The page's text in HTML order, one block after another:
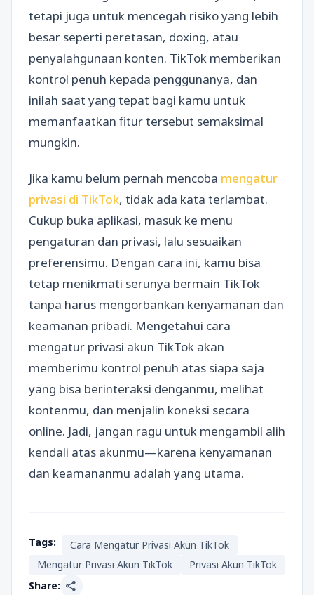
tetapi juga untuk mencegah risiko yang lebih
besar seperti peretasan, doxing, atau
penyalahgunaan konten. TikTok memberikan
kontrol penuh kepada penggunanya, dan
inilah saat yang tepat bagi kamu untuk
memanfaatkan fitur tersebut semaksimal
mungkin.
Jika kamu belum pernah mencoba mengatur
privasi di TikTok, tidak ada kata terlambat.
Cukup buka aplikasi, masuk ke menu
pengaturan dan privasi, lalu sesuaikan
preferensimu. Dengan cara ini, kamu bisa
tetap menikmati serunya bermain TikTok
tanpa harus mengorbankan kenyamanan dan
keamanan pribadi. Mengetahui cara
mengatur privasi akun TikTok akan
memberimu kontrol penuh atas siapa saja
yang bisa berinteraksi denganmu, melihat
kontenmu, dan menjalin koneksi secara
online. Jadi, jangan ragu untuk mengambil alih
kendali atas akunmu—karena kenyamanan
dan keamananmu adalah yang utama.
Tags:
Cara Mengatur Privasi Akun TikTok
Mengatur Privasi Akun TikTok
Privasi Akun TikTok
Share: share